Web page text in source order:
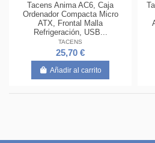
Tacens Anima AC6, Caja
Ordenador Compacta Micro
ATX, Frontal Malla
Refrigeración, USB...
TACENS
25,70 €
Añadir al carrito